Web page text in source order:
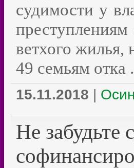
судимости у
ветхого жилья,
49 семьям отка
15.11.2018 |
Не забудьте